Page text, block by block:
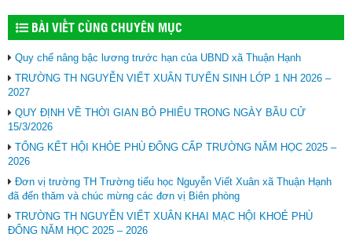
BÀI VIẾT CÙNG CHUYÊN MỤC
Quy chế nâng bậc lương trước hạn của UBND xã Thuận Hạnh
TRƯỜNG TH NGUYỄN VIẾT XUÂN TUYỂN SINH LỚP 1 NH 2026 –
2027
QUY ĐỊNH VỀ THỜI GIAN BỎ PHIẾU TRONG NGÀY BẦU CỬ
15/3/2026
TỔNG KẾT HỘI KHỎE PHÙ ĐỔNG CẤP TRƯỜNG NĂM HỌC 2025 –
2026
Đơn vị trường TH Trường tiểu học Nguyễn Viết Xuân xã Thuận Hạnh
đã đến thăm và chúc mừng các đơn vị Biên phòng
TRƯỜNG TH NGUYỄN VIẾT XUÂN KHAI MẠC HỘI KHOẺ PHÙ
ĐỔNG NĂM HỌC 2025 – 2026